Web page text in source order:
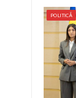
POLITICĂ